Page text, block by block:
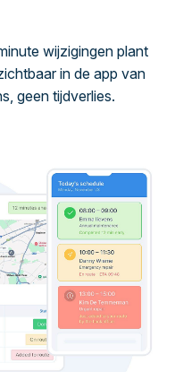
wijzigingen plant
in de app van
geen tijdverlies.